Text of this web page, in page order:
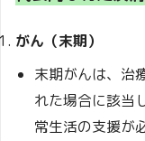
がん（末期）
末期がんは、治
れた場合に該当
常生活の支援が